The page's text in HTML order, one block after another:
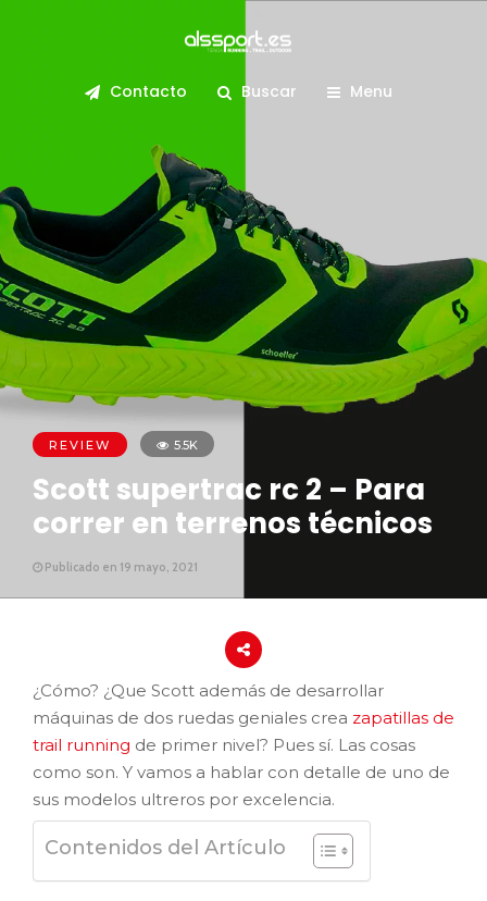
Contacto Buscar Menu
REVIEW 5.5K
Scott supertrac rc 2 – Para
correr en terrenos técnicos
Publicado en 19 mayo, 2021
¿Cómo? ¿Que Scott además de desarrollar
máquinas de dos ruedas geniales crea zapatillas de
trail running de primer nivel? Pues sí. Las cosas
como son. Y vamos a hablar con detalle de uno de
sus modelos ultreros por excelencia.
Contenidos del Artículo